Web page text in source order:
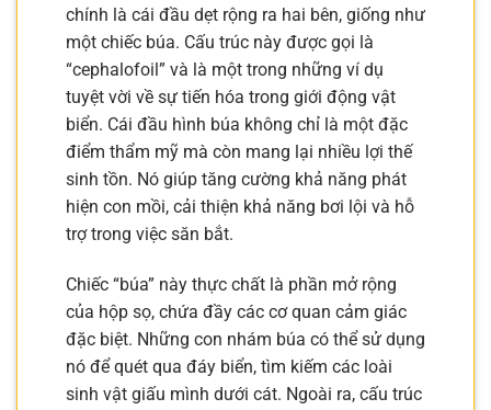
chính là cái đầu dẹt rộng ra hai bên, giống như
một chiếc búa. Cấu trúc này được gọi là
“cephalofoil” và là một trong những ví dụ
tuyệt vời về sự tiến hóa trong giới động vật
biển. Cái đầu hình búa không chỉ là một đặc
điểm thẩm mỹ mà còn mang lại nhiều lợi thế
sinh tồn. Nó giúp tăng cường khả năng phát
hiện con mồi, cải thiện khả năng bơi lội và hỗ
trợ trong việc săn bắt.
Chiếc “búa” này thực chất là phần mở rộng
của hộp sọ, chứa đầy các cơ quan cảm giác
đặc biệt. Những con nhám búa có thể sử dụng
nó để quét qua đáy biển, tìm kiếm các loài
sinh vật giấu mình dưới cát. Ngoài ra, cấu trúc